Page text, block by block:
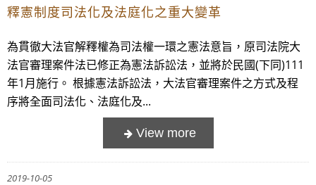
釋憲制度司法化及法庭化之重大變革
為貫徹大法官解釋權為司法權一環之憲法意旨，原司法院大
法官審理案件法已修正為憲法訴訟法，並將於民國(下同)111
年1月施行。 根據憲法訴訟法，大法官審理案件之方式及程
序將全面司法化、法庭化及...
2019-10-05